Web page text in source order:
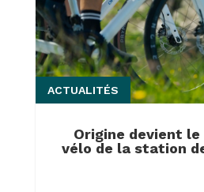
Origine devient
vélo de la station
ACTUALITÉS